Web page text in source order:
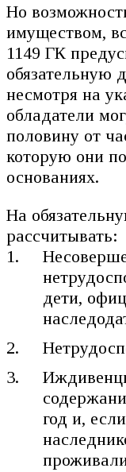
Но
имуществом,
1149 ГК
обязательную
несмотря на
обладатели
половину от
которую они
основаниях.
На
рассчитывать:
дети,
год и,